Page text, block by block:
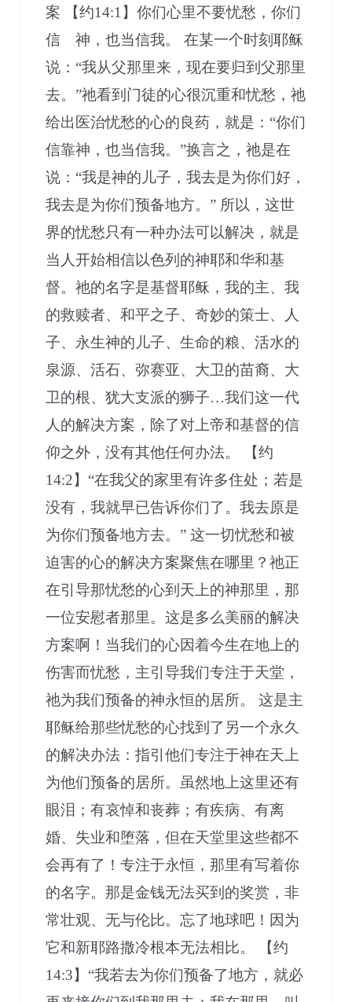
案 【约14:1】你们心里不要忧愁，你们
信 神，也当信我。 在某一个时刻耶稣
说：“我从父那里来，现在要归到父那里
去。”祂看到门徒的心很沉重和忧愁，祂
给出医治忧愁的心的良药，就是：“你们
信靠神，也当信我。”换言之，祂是在
说：“我是神的儿子，我去是为你们好，
我去是为你们预备地方。” 所以，这世
界的忧愁只有一种办法可以解决，就是
当人开始相信以色列的神耶和华和基
督。祂的名字是基督耶稣，我的主、我
的救赎者、和平之子、奇妙的策士、人
子、永生神的儿子、生命的粮、活水的
泉源、活石、弥赛亚、大卫的苗裔、大
卫的根、犹大支派的狮子…我们这一代
人的解决方案，除了对上帝和基督的信
仰之外，没有其他任何办法。 【约
14:2】“在我父的家里有许多住处；若是
没有，我就早已告诉你们了。我去原是
为你们预备地方去。” 这一切忧愁和被
迫害的心的解决方案聚焦在哪里？祂正
在引导那忧愁的心到天上的神那里，那
一位安慰者那里。这是多么美丽的解决
方案啊！当我们的心因着今生在地上的
伤害而忧愁，主引导我们专注于天堂，
祂为我们预备的神永恒的居所。 这是主
耶稣给那些忧愁的心找到了另一个永久
的解决办法：指引他们专注于神在天上
为他们预备的居所。虽然地上这里还有
眼泪；有哀悼和丧葬；有疾病、有离
婚、失业和堕落，但在天堂里这些都不
会再有了！专注于永恒，那里有写着你
的名字。那是金钱无法买到的奖赏，非
常壮观、无与伦比。忘了地球吧！因为
它和新耶路撒冷根本无法相比。 【约
14:3】“我若去为你们预备了地方，就必